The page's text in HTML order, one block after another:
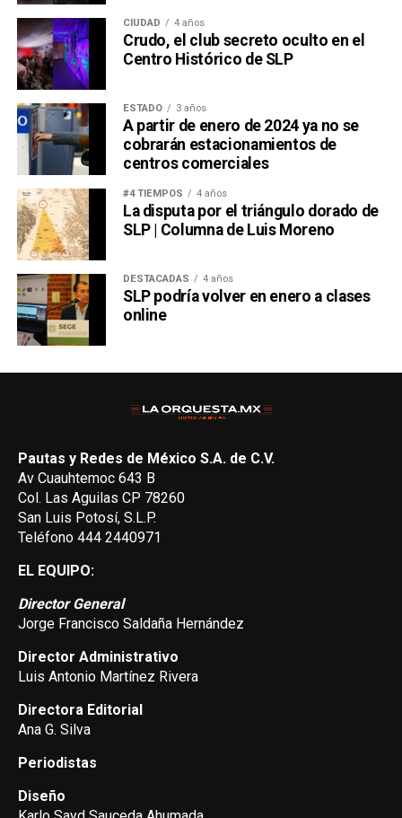
CIUDAD 4 años
Crudo, el club secreto oculto en el
Centro Histórico de SLP
ESTADO 3 años
A partir de enero de 2024 ya no se
cobrarán estacionamientos de
centros comerciales
#4 TIEMPOS 4 años
La disputa por el triángulo dorado de
SLP | Columna de Luis Moreno
DESTACADAS 4 años
SLP podría volver en enero a clases
online
Pautas y Redes de México S.A. de C.V.
Av Cuauhtemoc 643 B
Col. Las Aguilas CP 78260
San Luis Potosí, S.L.P.
Teléfono 444 2440971
EL EQUIPO:
Director General
Jorge Francisco Saldaña Hernández
Director Administrativo
Luis Antonio Martínez Rivera
Directora Editorial
Ana G. Silva
Periodistas
Diseño